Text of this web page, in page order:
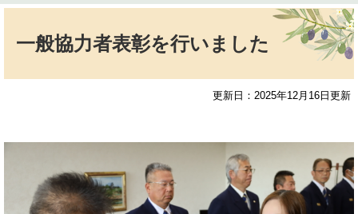
へ
一般協力者表彰を行いました
更新日：2025年12月16日更新